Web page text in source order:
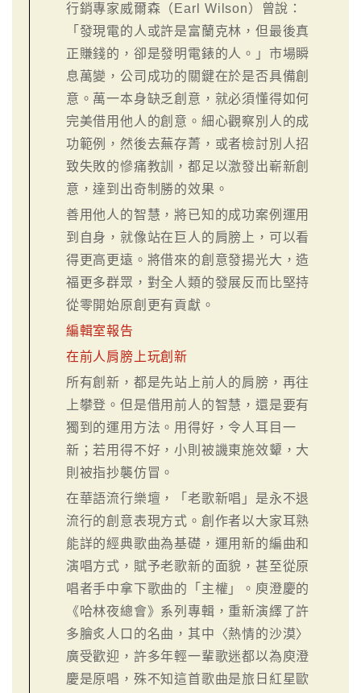
行銷專家威爾森（Earl Wilson）曾說：
「發現電的人或許是富蘭克林，但最後真
正賺錢的，卻是發明電錶的人。」市場瞬
息萬變，公司成功的關鍵在於是否具備創
意。萬一本身缺乏創意，就必須懂得如何
完美借用他人的創意。細心觀察別人的成
功範例，然後去蕪存菁，或者檢討別人招
致失敗的慘痛教訓，都足以激發出嶄新創
意，達到出奇制勝的效果。
善用他人的智慧，將已知的成功案例運用
到自身，就像站在巨人的肩膀上，可以看
得更高更遠。將借來的創意發揚光大，造
福更多群眾，對全人類的發展反而比堅持
從零開始原創更有貢獻。
編輯室報告
在前人肩膀上玩創新
所有創新，都是先站上前人的肩膀，再往
上攀登。但是借用前人的智慧，還是要有
獨到的運用方法。用得好，令人耳目一
新；若用得不好，小則被譏東施效顰，大
則被指抄襲仿冒。
在華語流行樂壇，「老歌新唱」是永不退
流行的創意表現方式。創作者以大家耳熟
能詳的經典歌曲為基礎，運用新的編曲和
演唱方式，賦予老歌新的面貌，甚至從原
唱者手中拿下歌曲的「主權」。庾澄慶的
《哈林夜總會》系列專輯，重新演繹了許
多膾炙人口的名曲，其中〈熱情的沙漠〉
廣受歡迎，許多年輕一輩歌迷都以為庾澄
慶是原唱，殊不知這首歌曲是旅日紅星歐